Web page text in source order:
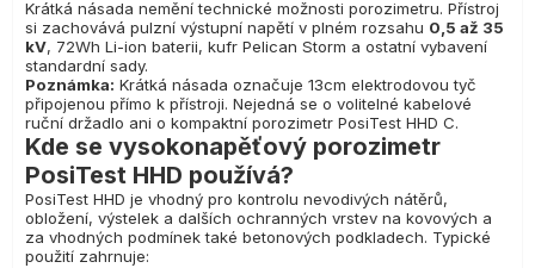
Krátká násada nemění technické možnosti porozimetru. Přístroj
si zachovává pulzní výstupní napětí v plném rozsahu 0,5 až 35
kV, 72Wh Li-ion baterii, kufr Pelican Storm a ostatní vybavení
standardní sady.
Poznámka: Krátká násada označuje 13cm elektrodovou tyč
připojenou přímo k přístroji. Nejedná se o volitelné kabelové
ruční držadlo ani o kompaktní porozimetr PosiTest HHD C.
Kde se vysokonapěťový porozimetr
PosiTest HHD používá?
PosiTest HHD je vhodný pro kontrolu nevodivých nátěrů,
obložení, výstelek a dalších ochranných vrstev na kovových a
za vhodných podmínek také betonových podkladech. Typické
použití zahrnuje: